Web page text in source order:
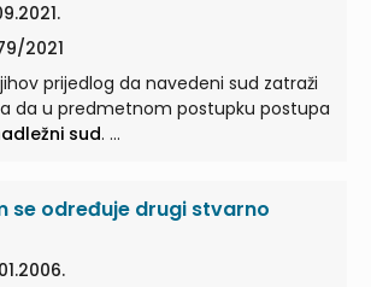
2021
prijedlog da navedeni sud zatraži
postupa
sud. ...
se određuje drugi stvarno